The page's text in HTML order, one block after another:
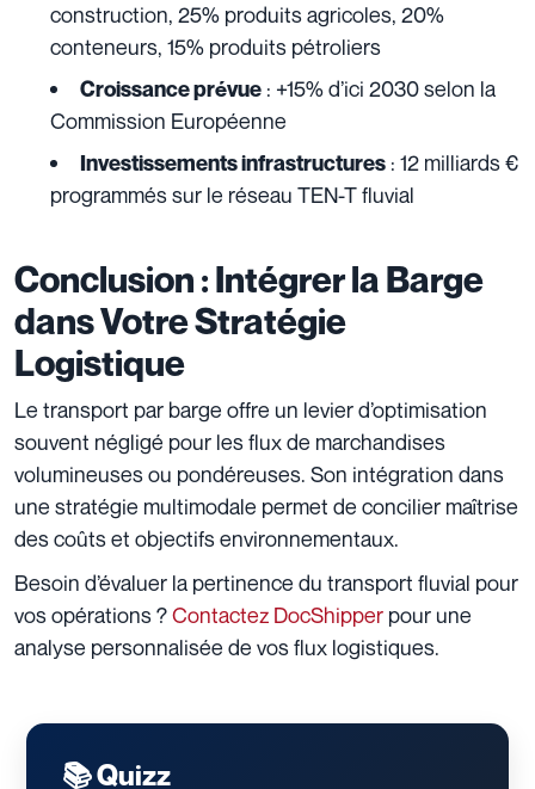
construction, 25% produits agricoles, 20%
conteneurs, 15% produits pétroliers
Croissance prévue : +15% d’ici 2030 selon la
Commission Européenne
Investissements infrastructures : 12 milliards €
programmés sur le réseau TEN-T fluvial
Conclusion : Intégrer la Barge
dans Votre Stratégie
Logistique
Le transport par barge offre un levier d’optimisation
souvent négligé pour les flux de marchandises
volumineuses ou pondéreuses. Son intégration dans
une stratégie multimodale permet de concilier maîtrise
des coûts et objectifs environnementaux.
Besoin d’évaluer la pertinence du transport fluvial pour
vos opérations ?Contactez DocShipper pour une
analyse personnalisée de vos flux logistiques.
📚 Quizz